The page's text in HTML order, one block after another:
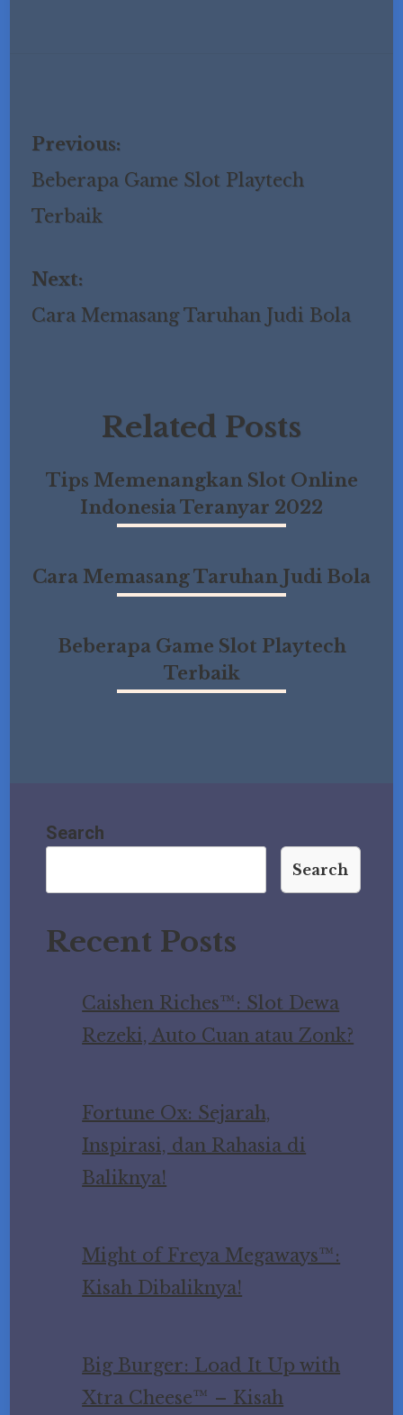
Post
Previous:
Beberapa Game Slot Playtech
Terbaik
Next:
Cara Memasang Taruhan Judi Bola
Related Posts
Tips Memenangkan Slot Online
Indonesia Teranyar 2022
Cara Memasang Taruhan Judi Bola
Beberapa Game Slot Playtech
Terbaik
Search
Search
Recent Posts
Caishen Riches™: Slot Dewa
Rezeki, Auto Cuan atau Zonk?
Fortune Ox: Sejarah,
Inspirasi, dan Rahasia di
Baliknya!
Might of Freya Megaways™:
Kisah Dibaliknya!
Big Burger: Load It Up with
Xtra Cheese™ – Kisah